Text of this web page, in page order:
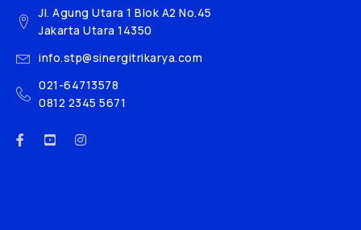
Jl. Agung Utara 1 Blok A2 No.45
Jakarta Utara 14350
info.stp@sinergitrikarya.com
021-64713578
0812 2345 5671